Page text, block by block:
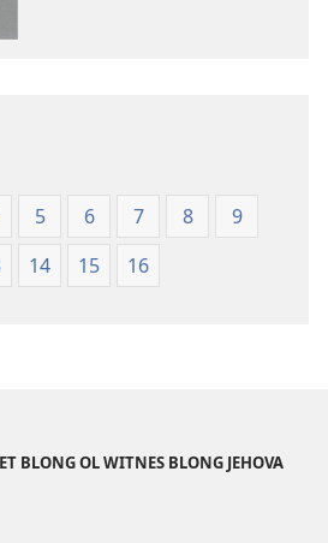
Niu
Wol
5 6 7 8
9
14 15 16
BLONG OL WITNES BLONG JEHOVA